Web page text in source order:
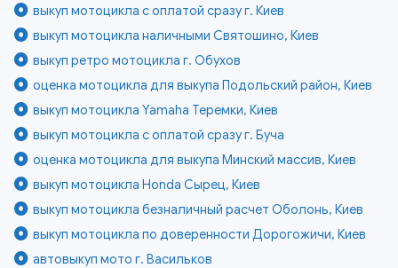
выкуп мотоцикла с оплатой сразу г. Киев
выкуп мотоцикла наличными Святошино, Киев
выкуп ретро мотоцикла г. Обухов
оценка мотоцикла для выкупа Подольский район, Киев
выкуп мотоцикла Yamaha Теремки, Киев
выкуп мотоцикла с оплатой сразу г. Буча
оценка мотоцикла для выкупа Минский массив, Киев
выкуп мотоцикла Honda Сырец, Киев
выкуп мотоцикла безналичный расчет Оболонь, Киев
выкуп мотоцикла по доверенности Дорогожичи, Киев
автовыкуп мото г. Васильков